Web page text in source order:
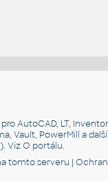
AutoCAD, LT,
Vault, PowerMill a
VizO portálu.
tomto serveru |